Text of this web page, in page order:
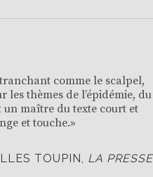
comme le scalpel,
les thèmes de l’épidémie, du
un maître du texte court et
et touche.»
TOUPIN, LA PRESSE